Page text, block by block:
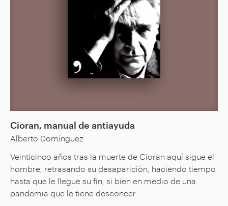
Cioran, manual de antiayuda
Alberto Domínguez
Veinticinco años tras la muerte de Cioran aquí sigue el
hombre, retrasando su desaparición, haciendo tiempo
hasta que le llegue su fin, si bien en medio de una
pandemia que le tiene desconcer